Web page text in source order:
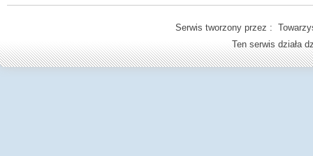
Macieszy
Książki (do 1945 r.)
Serwis tworzony przez :
Ten serwis działa